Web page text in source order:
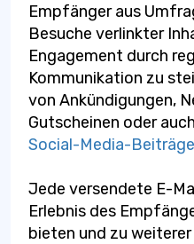
Empfänger aus
Besuche verlinkter
Engagement durch
Kommunikation zu
von Ankündigungen,
Gutscheinen oder
Social-Media-Beiträge
Jede versendete E-
Erlebnis des
bieten und zu